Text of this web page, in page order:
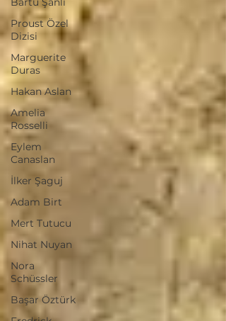
Proust Özel
Dizisi
Marguerite
Duras
Hakan Aslan
Amelia
Rosselli
Eylem
Canaslan
İlker Şaguj
Adam Birt
Mert Tutucu
Nihat Nuyan
Nora
Schüssler
Başar Öztürk